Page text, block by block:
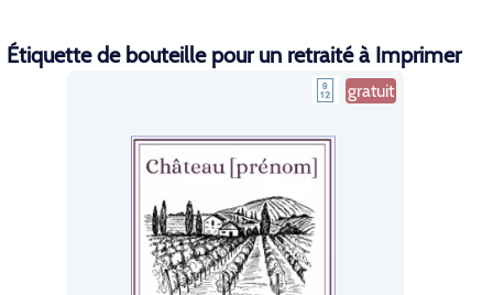
Étiquette de bouteille pour un retraité à Imprimer
gratuit